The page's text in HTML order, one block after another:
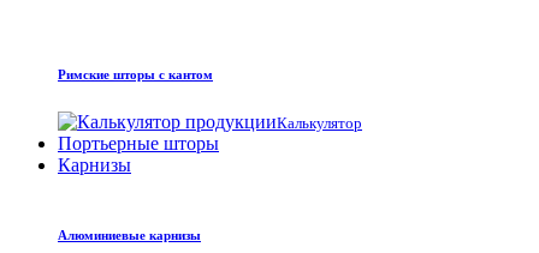
Римские шторы с кантом
Калькулятор
Портьерные шторы
Карнизы
Алюминиевые карнизы